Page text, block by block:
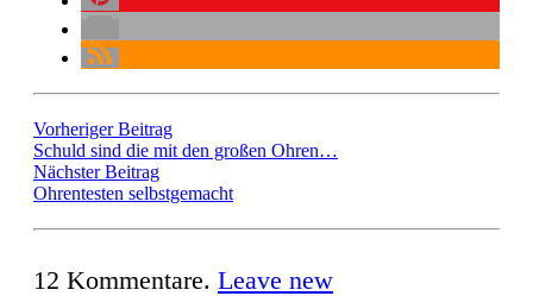
Vorheriger Beitrag
Schuld sind die mit den großen Ohren…
Nächster Beitrag
Ohrentesten selbstgemacht
12 Kommentare. Leave new